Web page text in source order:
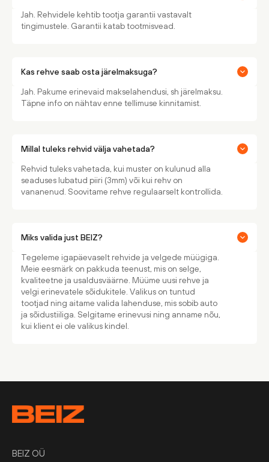
Jah. Rehvidele kehtib tootja garantii vastavalt
tingimustele. Garantii katab tootmisvead.
Kas rehve saab osta järelmaksuga?
Jah. Pakume erinevaid makselahendusi, sh järelmaksu.
Täpne info on nähtav enne tellimuse kinnitamist.
Millal tuleks rehvid välja vahetada?
Rehvid tuleks vahetada, kui muster on kulunud alla
seaduses lubatud piiri (3mm) või kui rehv on
vananenud. Soovitame rehve regulaarselt kontrollida.
Miks valida just BEIZ?
Tegeleme igapäevaselt rehvide ja velgede müügiga.
Meie eesmärk on pakkuda teenust, mis on selge,
kvaliteetne ja usaldusväärne. Müüme uusi rehve ja
velgi erinevatele sõidukitele. Valikus on tuntud
tootjad ning aitame valida lahenduse, mis sobib auto
ja sõidustiiliga. Selgitame erinevusi ning anname nõu,
kui klient ei ole valikus kindel.
BEIZ OÜ